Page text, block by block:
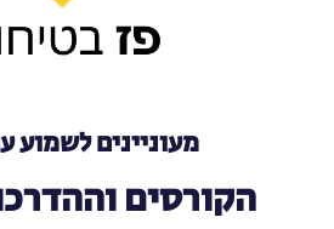
מעוניינים לשמוע
הקורסים